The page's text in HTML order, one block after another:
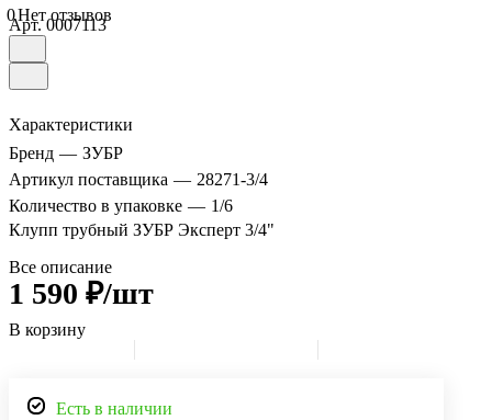
0Нет отзывов
Арт.0007113
Характеристики
Бренд — ЗУБР
Артикул поставщика — 28271-3/4
Количество в упаковке — 1/6
Клупп трубный ЗУБР Эксперт 3/4"
Все описание
1 590 ₽/шт
В корзину
Есть в наличии